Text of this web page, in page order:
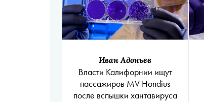
Иван Адоньев
Власти Калифорнии ищут
пассажиров MV Hondius
после вспышки хантавируса